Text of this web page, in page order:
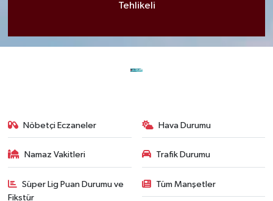
Tehlikeli
Nöbetçi Eczaneler Hava Durumu
Namaz Vakitleri Trafik Durumu
Süper Lig Puan Durumu ve
Fikstür
Tüm Manşetler